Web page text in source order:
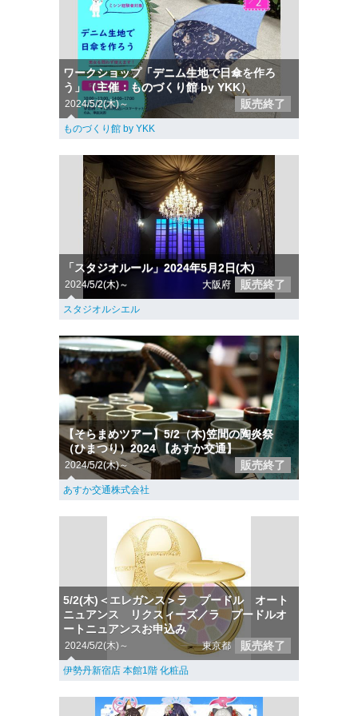
ワークショップ「デニム生地で日傘を作ろ
う」（主催：ものづくり館 by YKK）
2024/5/2(木)～ 販売終了
ものづくり館 by YKK
「スタジオルール」2024年5月2日(木)
2024/5/2(木)～ 大阪府 販売終了
スタジオルシエル
【そらまめツアー】5/2（木)笠間の陶炎祭
（ひまつり）2024 【あすか交通】
2024/5/2(木)～ 販売終了
あすか交通株式会社
5/2(木)＜エレガンス＞ラ プードル オート
ニュアンス リクスィーズ／ラ プードルオ
ートニュアンスお申込み
2024/5/2(木)～ 東京都 販売終了
伊勢丹新宿店 本館1階 化粧品